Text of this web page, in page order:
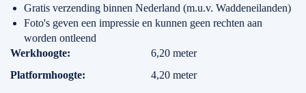
Gratis verzending binnen Nederland (m.u.v. Waddeneilanden)
Foto's geven een impressie en kunnen geen rechten aan
worden ontleend
Specificaties
Werkhoogte
6,20 meter
Platformhoogte
4,20 meter